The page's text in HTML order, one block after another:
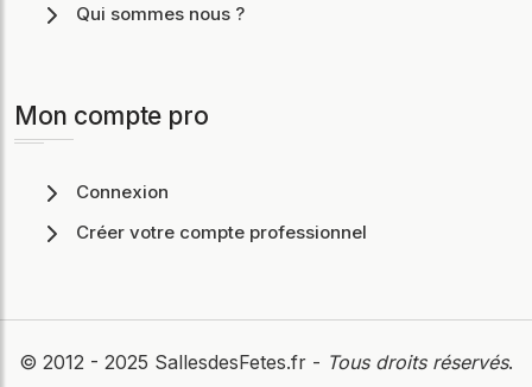
Qui sommes nous ?
Mon compte pro
Connexion
Créer votre compte professionnel
© 2012 - 2025 SallesdesFetes.fr - Tous droits réservés.